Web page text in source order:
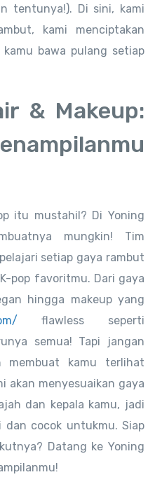
tentunya!). Di sini, kami
kami menciptakan
bawa pulang setiap
& Makeup:
itu mustahil? Di Yoning
mungkin! Tim
setiap gaya rambut
pop favoritmu. Dari gaya
hingga makeup yang
flawless seperti
semua! Tapi jangan
membuat kamu terlihat
akan menyesuaikan gaya
dan kepala kamu, jadi
dan cocok untukmu. Siap
Datang ke Yoning